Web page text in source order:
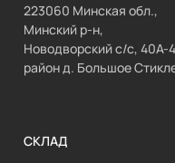
223060 Минская обл.,
Минский р-н,
Новодворский с/с, 40А-
район д. Большое
СКЛАД